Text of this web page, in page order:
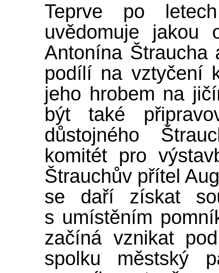
Teprve po
uvědomuje jakou
Antonína
podílí na vztyčení
jeho hrobem na
být také
důstojného
komitét pro
Štrauchův přítel
se daří získat
s umístěním
začíná vznikat
spolku městský